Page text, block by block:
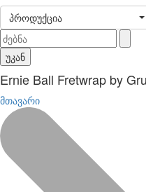
პროდუქცია
უკან
Ernie Ball Fretwrap by
მთავარი